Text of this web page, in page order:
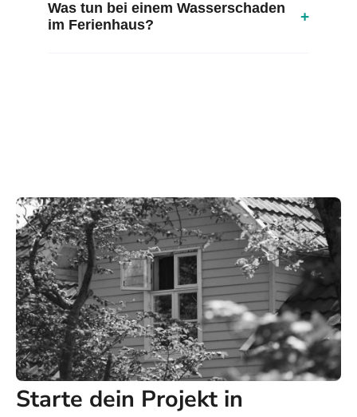
Was tun bei einem Wasserschaden
im Ferienhaus?
+
Starte dein Projekt in